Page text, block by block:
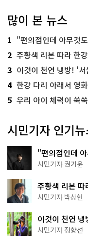
많이 본 뉴스
1 "편의점인데 아무것도 안
2 주황색 리본 따라 한강부
3 이것이 천연 냉방! '
4 한강 다리 아래서 영
5 우리 아이 체력이 쑥
시민기자 인기
"편의점인데
한 편의점의 정체
시민기자 권기윤
주황색 리본
서울둘레길 15
시민기자 박상현
이것이 천연
나볼까
시민기자 정향선